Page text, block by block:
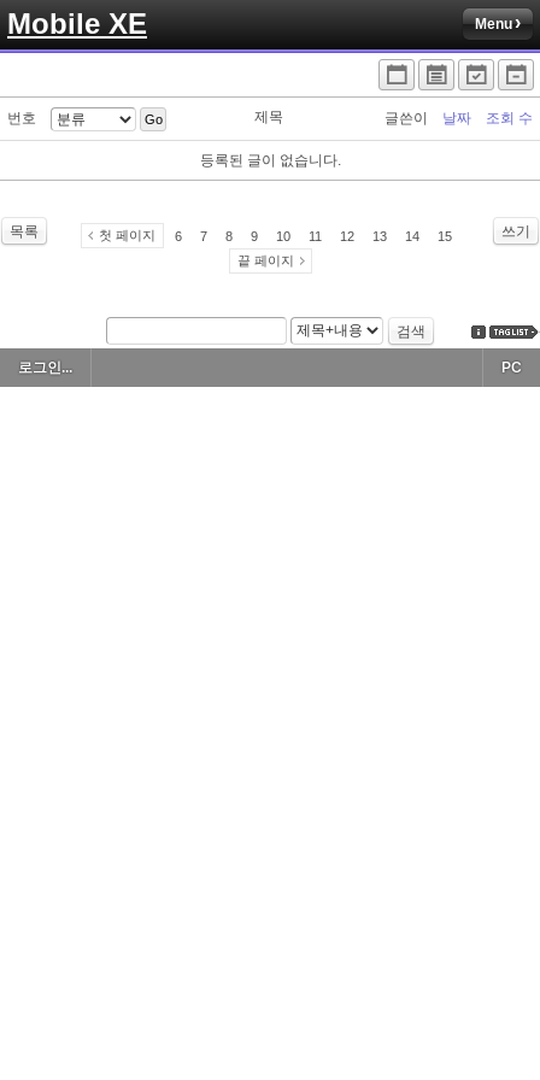
Mobile XE Menu
번호 Go 제목 글쓴이 날짜 조회 수
등록된 글이 없습니다.
목록 쓰기
첫 페이지 6 7 8 9 10 11 12 13 14
15
끝 페이지
검색
로그인... PC